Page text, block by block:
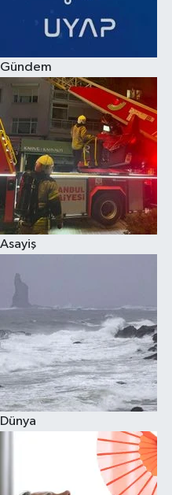
Gündem
Asayiş
Dünya
Spor
Burç Yorumları
Çocuk
Eğitim
Hava Durumu
Kadın
Kültür Sanat
Sağlık
Siyaset
Televizyon